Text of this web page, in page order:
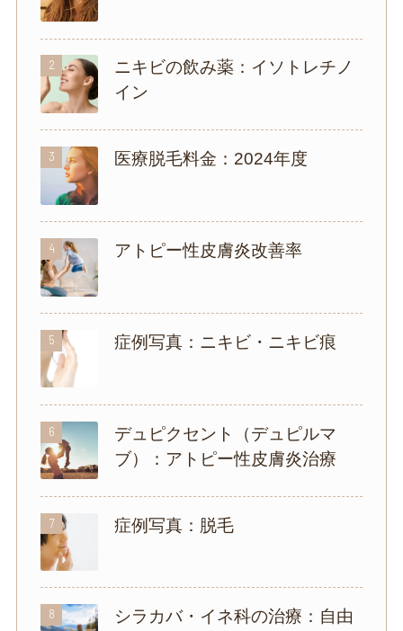
2
ニキビの飲み薬：イソトレチノ
イン
3 医療脱毛料金：2024年度
4 アトピー性皮膚炎改善率
5 症例写真：ニキビ・ニキビ痕
6
デュピクセント（デュピルマ
ブ）：アトピー性皮膚炎治療
7 症例写真：脱毛
8
シラカバ・イネ科の治療：自由